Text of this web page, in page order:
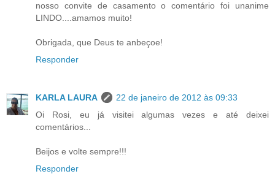
nosso convite de casamento o comentário foi unanime
LINDO....amamos muito!
Obrigada, que Deus te anbeçoe!
Responder
KARLA LAURA
22 de janeiro de 2012 às 09:33
Oi Rosi, eu já visitei algumas vezes e até deixei
comentários...
Beijos e volte sempre!!!
Responder